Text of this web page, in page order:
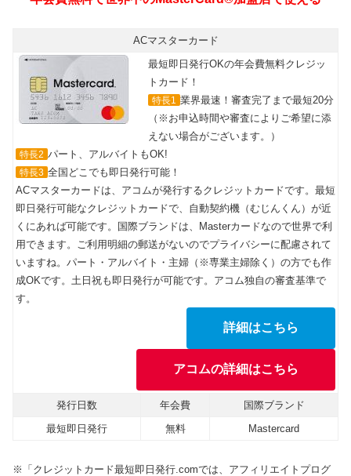
ACマスターカード
最短即日発行OKの年会費無料クレジッ
トカード！
特長1 業界最速！審査完了まで最短20分
（※お申込時間や審査によりご希望に添
えない場合がございます。）
特長2 パート、アルバイトもOK!
特長3 全国どこでも即日発行可能！
ACマスターカードは、アコムが発行するクレジットカードです。最短
即日発行可能なクレジットカードで、自動契約機（むじんくん）が近
くにあれば可能です。国際ブランドは、Masterカードなので世界で利
用できます。ご利用明細の郵送がないのでプライバシーに配慮されて
いますね。パート・アルバイト・主婦（※専業主婦除く）の方でも作
成OKです。土日祝も即日発行が可能です。アコム独自の審査基準で
す。
詳細はこちら
アコムの詳細はこちら
発行日数 年会費
国際ブランド
最短即日発行
無料 Mastercard
※「クレジットカード最短即日発行.comでは、アフィリエイトプログ